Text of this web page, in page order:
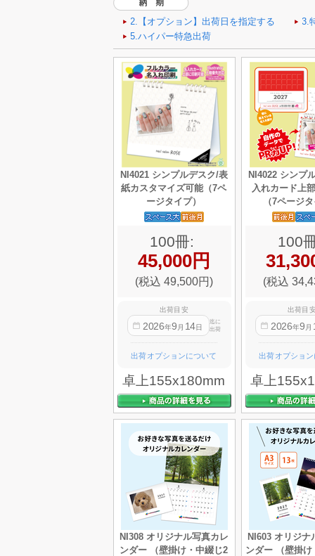
NI4021 シンプルデスク/表
紙カスタマイズ可能（7ペ
ージタイプ）
100冊:
45,000円
(税込 49,500円)
出荷目安
2026年9 月 14日
迄に
出荷
出荷オプションについて
卓上155x180mm
NI4022 シンプ
入れカード上
（7ページ
100
(税込
出荷目
2026年9 月
出荷オプショ
卓上
NI308 オリジナル写真カレ
ンダー （壁掛け・中綴じ2
NI603 オリジナ
ンダー （壁掛